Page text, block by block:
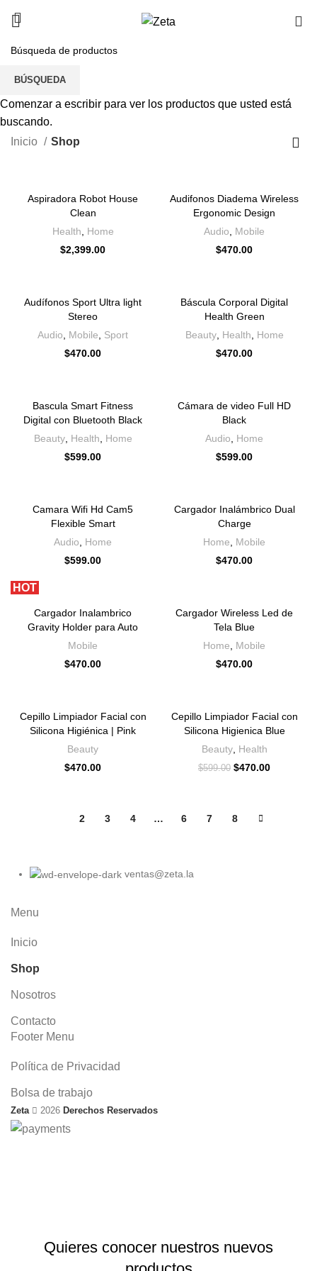
CATEGORÍAS
Inicio Shop
Aspiradora Robot House
Clean
Health
Home
$2,399.00
Audifonos Diadema Wireless
Ergonomic Design
Audio
Mobile
$470.00
Audífonos Sport Ultra light
Stereo
Audio
Mobile
Sport
$470.00
Báscula Corporal Digital
Health Green
Beauty, Health
Home
$470.00
Bascula Smart Fitness
Digital con Bluetooth Black
Beauty, Health
Home
$599.00
Cámara de video Full HD
Black
Audio
Home
$599.00
Camara Wifi Hd Cam5
Flexible Smart
Audio
Home
$599.00
Cargador Inalámbrico Dual
Charge
Home
Mobile
$470.00
HOT
Cargador Inalambrico
Gravity Holder para Auto
Mobile
$470.00
Cargador Wireless Led de
Tela Blue
Home
Mobile
$470.00
Cepillo Limpiador Facial con
Silicona Higiénica | Pink
Beauty
$470.00
Cepillo Limpiador Facial con
Silicona Higienica Blue
Beauty, Health
$599.00 $470.00
2 3 4 … 6 7 8
ventas@zeta.la
Menu
Inicio
Shop
Nosotros
Contacto
Footer Menu
Política de Privacidad
Bolsa de trabajo
Zeta 2026 Derechos Reservados
Quieres conocer nuestros nuevos
BÚSQUEDA
Comenzar a escribir para ver los productos que usted está
buscando.